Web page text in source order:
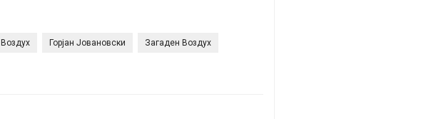
Воздух Горјан Јовановски Загаден Воздух